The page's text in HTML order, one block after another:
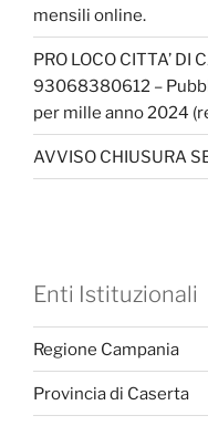
mensili online.
PRO LOCO CITTA’ DI
93068380612 –
per mille anno 2024
AVVISO CHIUSURA
Enti Istituzionali
Regione Campania
Provincia di Caserta